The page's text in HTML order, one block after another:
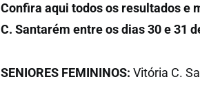
Confira aqui todos os resultados e
C. Santarém entre os dias 30 e 31
SENIORES FEMININOS: Vitória C.